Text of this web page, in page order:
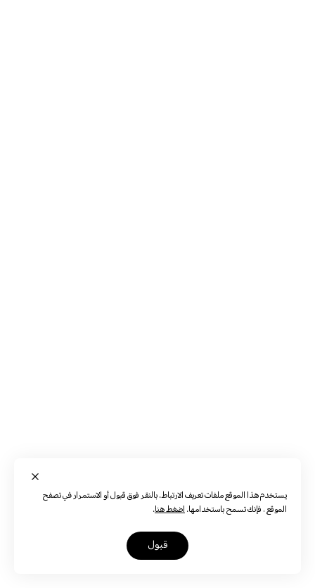
يستخدم هذا الموقع ملفات تعريف الارتباط. بالنقر فوق قبول أو الاستمرار في تصفح
الموقع ، فإنك تسمح باستخدامها.اضغط هنا.
قبول